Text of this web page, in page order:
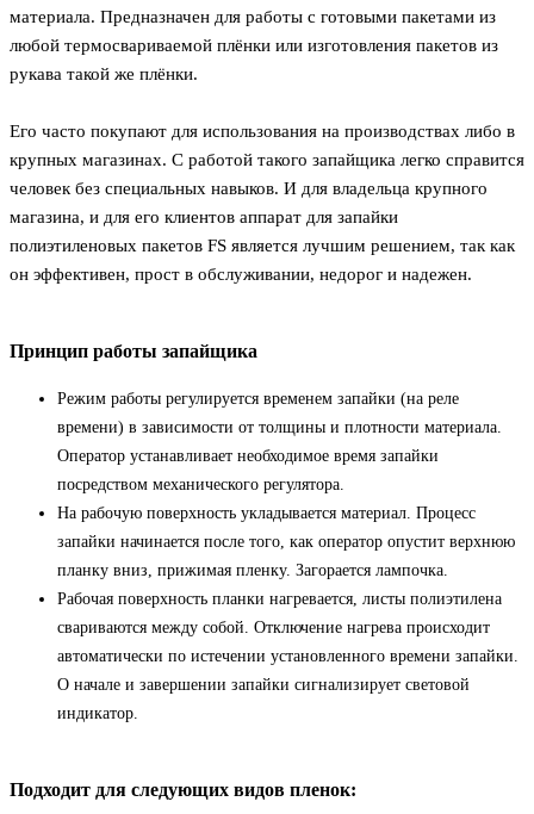
материала. Предназначен для работы с готовыми пакетами из
любой термосвариваемой плёнки или изготовления пакетов из
рукава такой же плёнки.
Его часто покупают для использования на производствах либо в
крупных магазинах. С работой такого запайщика легко справится
человек без специальных навыков. И для владельца крупного
магазина, и для его клиентов аппарат для запайки
полиэтиленовых пакетов FS является лучшим решением, так как
он эффективен, прост в обслуживании, недорог и надежен.
Принцип работы запайщика
Режим работы регулируется временем запайки (на реле
времени) в зависимости от толщины и плотности материала.
Оператор устанавливает необходимое время запайки
посредством механического регулятора.
На рабочую поверхность укладывается материал. Процесс
запайки начинается после того, как оператор опустит верхнюю
планку вниз, прижимая пленку. Загорается лампочка.
Рабочая поверхность планки нагревается, листы полиэтилена
свариваются между собой. Отключение нагрева происходит
автоматически по истечении установленного времени запайки.
О начале и завершении запайки сигнализирует световой
индикатор.
Подходит для следующих видов пленок: